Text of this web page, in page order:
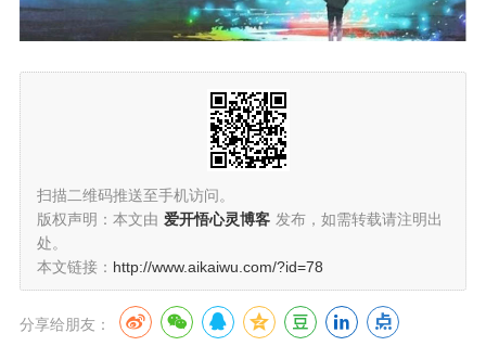
扫描二维码推送至手机访问。
版权声明：本文由 爱开悟心灵博客 发布，如需转载请注明出
处。
本文链接： http://www.aikaiwu.com/?id=78
分享给朋友：